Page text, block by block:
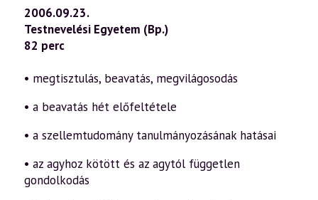
2006.09.23.
Testnevelési Egyetem (Bp.)
82 perc
• megtisztulás, beavatás, megvilágosodás
• a beavatás hét előfeltétele
• a szellemtudomány tanulmányozásának hatásai
• az agyhoz kötött és az agytól független
gondolkodás